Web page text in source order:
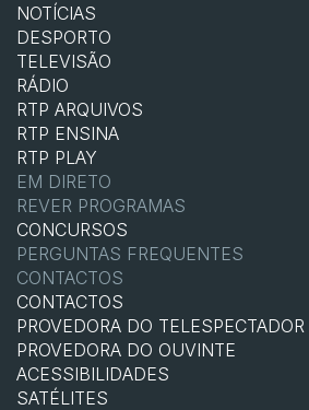
NOTÍCIAS
DESPORTO
TELEVISÃO
RÁDIO
RTP ARQUIVOS
RTP ENSINA
RTP PLAY
EM DIRETO
REVER PROGRAMAS
CONCURSOS
PERGUNTAS FREQUENTES
CONTACTOS
CONTACTOS
PROVEDORA DO TELESPECTADOR
PROVEDORA DO OUVINTE
ACESSIBILIDADES
SATÉLITES